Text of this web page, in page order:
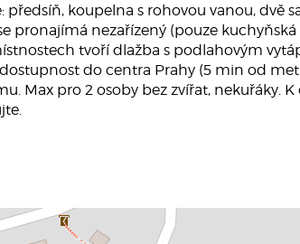
předsíň, koupelna s rohovou vanou, dvě
pronajímá nezařízený (pouze
tvoří dlažba s podlahovým
do centra Prahy (5 min od
pro 2 osoby bez zvířat, nekuřáky. K